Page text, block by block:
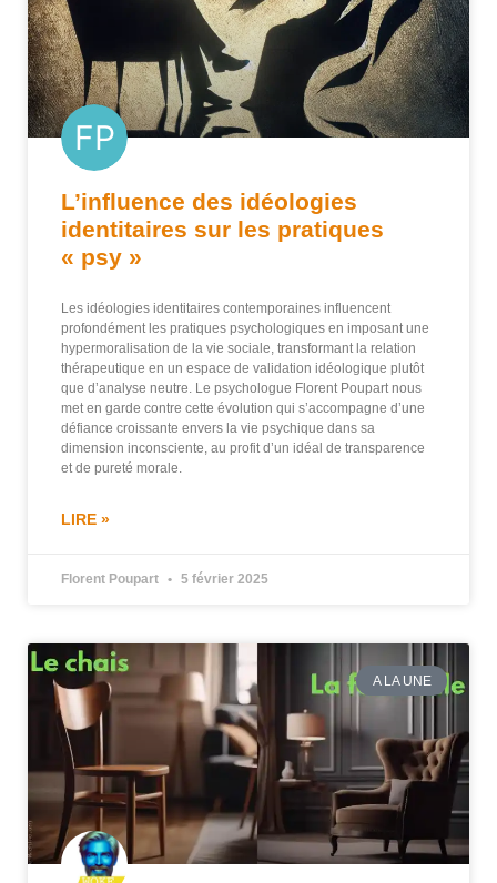
L’influence des idéologies
identitaires sur les pratiques
« psy »
Les idéologies identitaires contemporaines influencent
profondément les pratiques psychologiques en imposant une
hypermoralisation de la vie sociale, transformant la relation
thérapeutique en un espace de validation idéologique plutôt
que d’analyse neutre. Le psychologue Florent Poupart nous
met en garde contre cette évolution qui s’accompagne d’une
défiance croissante envers la vie psychique dans sa
dimension inconsciente, au profit d’un idéal de transparence
et de pureté morale.
LIRE »
Florent Poupart 5 février 2025
A LA UNE